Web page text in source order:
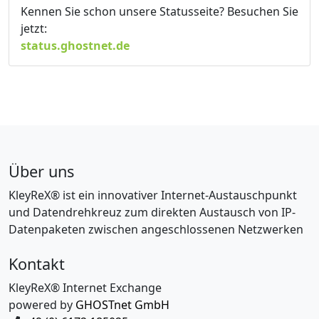
Kennen Sie schon unsere Statusseite? Besuchen Sie
jetzt:
status.ghostnet.de
Über uns
KleyReX® ist ein innovativer Internet-Austauschpunkt
und Datendrehkreuz zum direkten Austausch von IP-
Datenpaketen zwischen angeschlossenen Netzwerken
Kontakt
KleyReX® Internet Exchange
powered by GHOSTnet GmbH